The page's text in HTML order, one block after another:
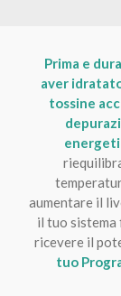
Prima e
aver
tossine
aumentare il
il tuo
ricevere il
tuo